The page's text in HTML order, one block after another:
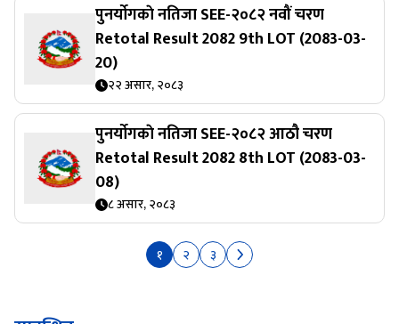
पुनर्याेगकाे नतिजा SEE-२०८२ नवौं चरण
Retotal Result 2082 9th LOT (2083-03-
20)
२२ असार, २०८३
पुनर्याेगकाे नतिजा SEE-२०८२ आठौ चरण
Retotal Result 2082 8th LOT (2083-03-
08)
८ असार, २०८३
१ २ ३